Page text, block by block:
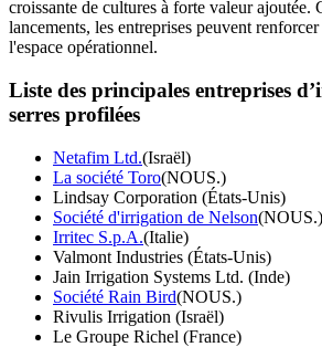
croissante de cultures à forte valeur ajoutée.
lancements, les entreprises peuvent
l'espace opérationnel.
Liste des principales entreprises
serres profilées
Netafim Ltd.(Israël)
La société Toro(NOUS.)
Lindsay Corporation (États-Unis)
Société d'irrigation de Nelson(NOUS.)
Irritec S.p.A.(Italie)
Valmont Industries (États-Unis)
Jain Irrigation Systems Ltd. (Inde)
Société Rain Bird(NOUS.)
Rivulis Irrigation (Israël)
Le Groupe Richel (France)